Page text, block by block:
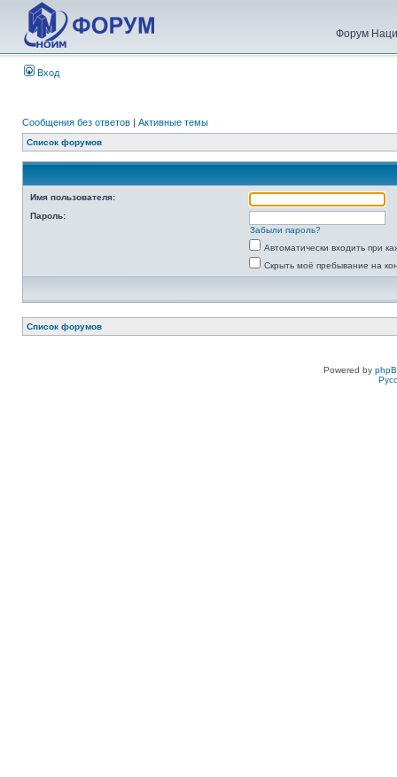
Форум
Вход
Сообщения без ответов | Активные темы
Список форумов
Имя пользователя:
Пароль:
Забыли пароль?
Автоматически входить при
Скрыть моё пребывание на
Список форумов
Powered by